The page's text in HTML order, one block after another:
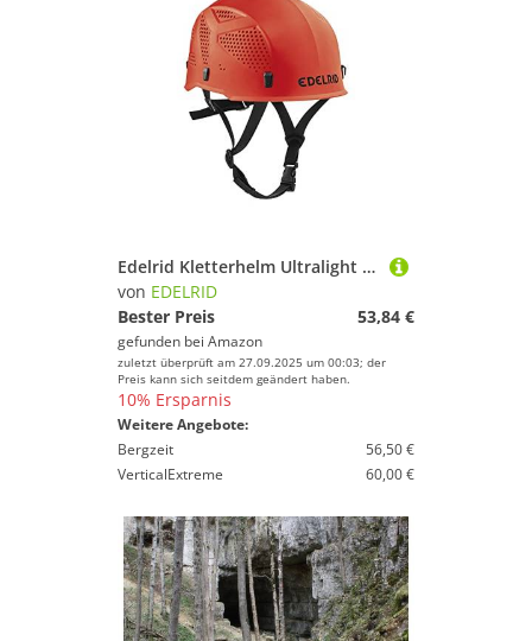
Edelrid Kletterhelm Ultralight Junior III, Farbe:red
von EDELRID
Bester Preis
53,84 €
gefunden bei Amazon
zuletzt überprüft am 27.09.2025 um 00:03; der
Preis kann sich seitdem geändert haben.
10% Ersparnis
Weitere Angebote:
Bergzeit
56,50 €
VerticalExtreme
60,00 €